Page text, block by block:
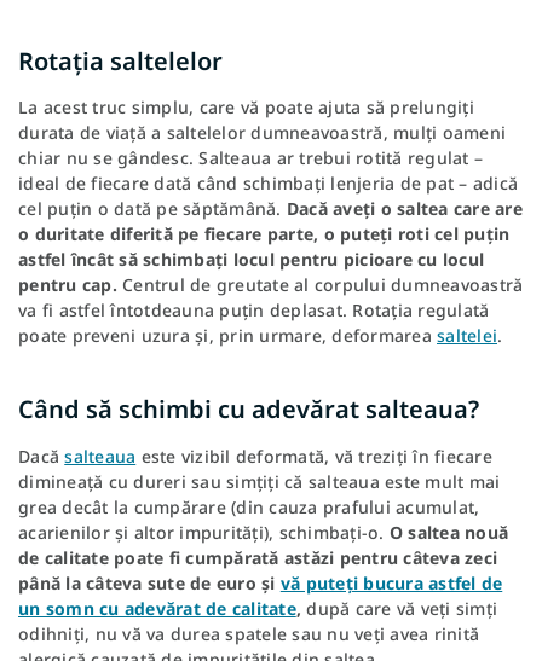
Rotația saltelelor
La acest truc simplu, care vă poate ajuta să prelungiți
durata de viață a saltelelor dumneavoastră, mulți oameni
chiar nu se gândesc. Salteaua ar trebui rotită regulat –
ideal de fiecare dată când schimbați lenjeria de pat – adică
cel puțin o dată pe săptămână. Dacă aveți o saltea care are
o duritate diferită pe fiecare parte, o puteți roti cel puțin
astfel încât să schimbați locul pentru picioare cu locul
pentru cap. Centrul de greutate al corpului dumneavoastră
va fi astfel întotdeauna puțin deplasat. Rotația regulată
poate preveni uzura și, prin urmare, deformarea saltelei.
Când să schimbi cu adevărat salteaua?
Dacăsalteaua este vizibil deformată, vă treziți în fiecare
dimineață cu dureri sau simțiți că salteaua este mult mai
grea decât la cumpărare (din cauza prafului acumulat,
acarienilor și altor impurități), schimbați-o. O saltea nouă
de calitate poate fi cumpărată astăzi pentru câteva zeci
până la câteva sute de euro și vă puteți bucura astfel de
un somn cu adevărat de calitate, după care vă veți simți
odihniți, nu vă va durea spatele sau nu veți avea rinită